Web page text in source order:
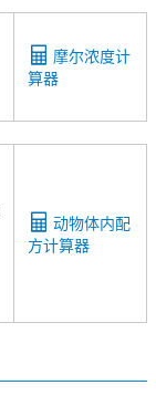
摩尔浓度计
算器
动物体内配
方计算器